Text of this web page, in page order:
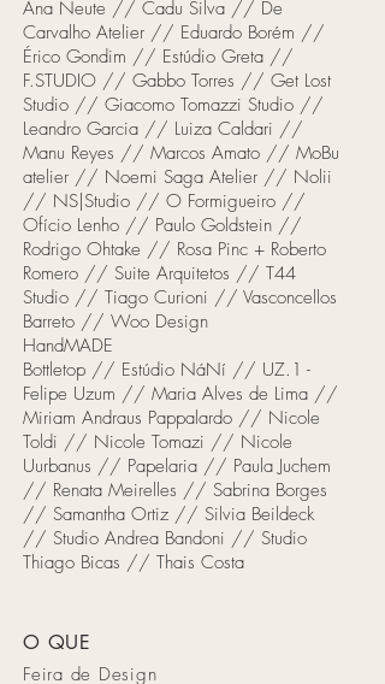
Ana Neute // Cadu Silva // De
Carvalho Atelier // Eduardo Borém //
Érico Gondim // Estúdio Greta //
F.STUDIO // Gabbo Torres // Get Lost
Studio // Giacomo Tomazzi Studio //
Leandro Garcia // Luiza Caldari //
Manu Reyes // Marcos Amato // MoBu
atelier // Noemi Saga Atelier // Nolii
// NS|Studio // O Formigueiro //
Ofício Lenho // Paulo Goldstein //
Rodrigo Ohtake // Rosa Pinc + Roberto
Romero // Suite Arquitetos // T44
Studio // Tiago Curioni // Vasconcellos
Barreto // Woo Design
HandMADE
Bottletop // Estúdio NáNí // UZ.1 -
Felipe Uzum // Maria Alves de Lima //
Miriam Andraus Pappalardo // Nicole
Toldi // Nicole Tomazi // Nicole
Uurbanus // Papelaria // Paula Juchem
// Renata Meirelles // Sabrina Borges
// Samantha Ortiz // Silvia Beildeck
// Studio Andrea Bandoni // Studio
Thiago Bicas // Thais Costa
O QUE
Feira de Design